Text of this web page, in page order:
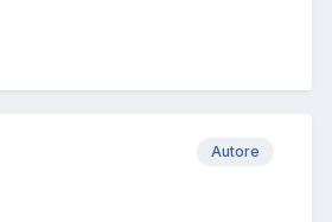
Autore